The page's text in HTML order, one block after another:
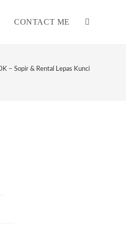
CONTACT ME
WEBSITE
– Sopir & Rental Lepas Kunci